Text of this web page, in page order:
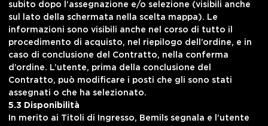
subito dopo l’assegnazione e/o selezione (visibili anche
sul lato della schermata nella scelta mappa). Le
informazioni sono visibili anche nel corso di tutto il
procedimento di acquisto, nel riepilogo dell’ordine, e in
caso di conclusione del Contratto, nella conferma
d’ordine. L’utente, prima della conclusione del
Contratto, può modificare i posti che gli sono stati
assegnati o che ha selezionato.
5.3 Disponibilità
In merito ai Titoli di Ingresso, Bemils segnala e l’utente